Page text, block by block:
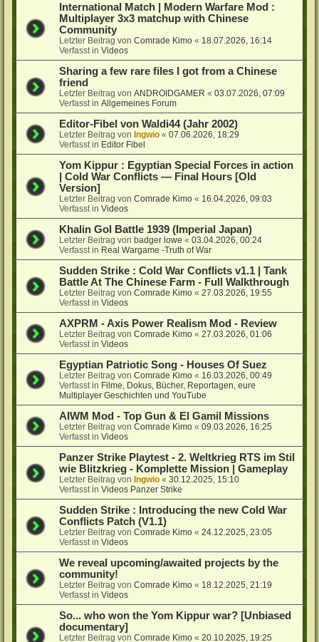
International Match | Modern Warfare Mod :
Multiplayer 3x3 matchup with Chinese
Community
Letzter Beitrag vonComrade Kimo « 18.07.2026, 16:14
Verfasst inVideos
Sharing a few rare files I got from a Chinese
friend
Letzter Beitrag vonANDROIDGAMER «03.07.2026, 07:09
Verfasst inAllgemeines Forum
Editor-Fibel von Waldi44 (Jahr 2002)
Letzter Beitrag vonIngwio «07.06.2026, 18:29
Verfasst in Editor Fibel
Yom Kippur : Egyptian Special Forces in action
| Cold War Conflicts — Final Hours [Old
Version]
Letzter Beitrag vonComrade Kimo « 16.04.2026, 09:03
Verfasst inVideos
Khalin Gol Battle 1939 (Imperial Japan)
Letzter Beitrag vonbadger lowe «03.04.2026, 00:24
Verfasst in Real Wargame -Truth of War
Sudden Strike : Cold War Conflicts v1.1 | Tank
Battle At The Chinese Farm - Full Walkthrough
Letzter Beitrag vonComrade Kimo «27.03.2026, 19:55
Verfasst inVideos
AXPRM - Axis Power Realism Mod - Review
Letzter Beitrag vonComrade Kimo «27.03.2026, 01:06
Verfasst inVideos
Egyptian Patriotic Song - Houses Of Suez
Letzter Beitrag vonComrade Kimo « 16.03.2026, 00:49
Verfasst in Filme, Dokus, Bücher, Reportagen, eure
Multiplayer Geschichten und YouTube
AIWM Mod - Top Gun & El Gamil Missions
Letzter Beitrag vonComrade Kimo «09.03.2026, 16:25
Verfasst inVideos
Panzer Strike Playtest - 2. Weltkrieg RTS im Stil
wie Blitzkrieg - Komplette Mission | Gameplay
Letzter Beitrag vonIngwio «30.12.2025, 15:10
Verfasst inVideos Panzer Strike
Sudden Strike : Introducing the new Cold War
Conflicts Patch (V1.1)
Letzter Beitrag vonComrade Kimo «24.12.2025, 23:05
Verfasst inVideos
We reveal upcoming/awaited projects by the
community!
Letzter Beitrag vonComrade Kimo « 18.12.2025, 21:19
Verfasst inVideos
So... who won the Yom Kippur war? [Unbiased
documentary]
Letzter Beitrag vonComrade Kimo «20.10.2025, 19:25